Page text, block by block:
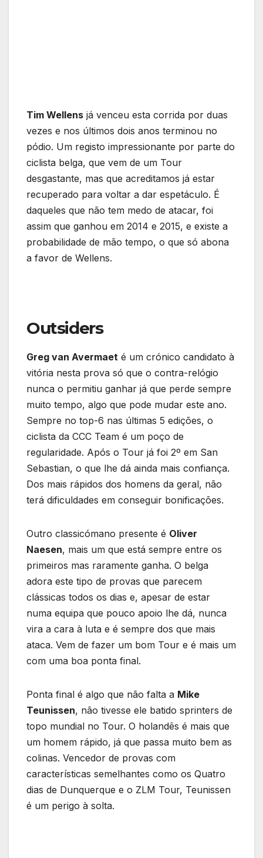
Tim Wellens já venceu esta corrida por duas
vezes e nos últimos dois anos terminou no
pódio. Um registo impressionante por parte do
ciclista belga, que vem de um Tour
desgastante, mas que acreditamos já estar
recuperado para voltar a dar espetáculo. É
daqueles que não tem medo de atacar, foi
assim que ganhou em 2014 e 2015, e existe a
probabilidade de mão tempo, o que só abona
a favor de Wellens.
Outsiders
Greg van Avermaet é um crónico candidato à
vitória nesta prova só que o contra-relógio
nunca o permitiu ganhar já que perde sempre
muito tempo, algo que pode mudar este ano.
Sempre no top-6 nas últimas 5 edições, o
ciclista da CCC Team é um poço de
regularidade. Após o Tour já foi 2º em San
Sebastian, o que lhe dá ainda mais confiança.
Dos mais rápidos dos homens da geral, não
terá dificuldades em conseguir bonificações.
Outro classicómano presente é Oliver
Naesen, mais um que está sempre entre os
primeiros mas raramente ganha. O belga
adora este tipo de provas que parecem
clássicas todos os dias e, apesar de estar
numa equipa que pouco apoio lhe dá, nunca
vira a cara à luta e é sempre dos que mais
ataca. Vem de fazer um bom Tour e é mais um
com uma boa ponta final.
Ponta final é algo que não falta a Mike
Teunissen, não tivesse ele batido sprinters de
topo mundial no Tour. O holandês é mais que
um homem rápido, já que passa muito bem as
colinas. Vencedor de provas com
características semelhantes como os Quatro
dias de Dunquerque e o ZLM Tour, Teunissen
é um perigo à solta.